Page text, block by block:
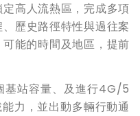
高人流熱區，完成多項
歷史路徑特性與過往案
能的時間及地區，提前
基站容量、及進行4G/5
力，並出動多輛行動通